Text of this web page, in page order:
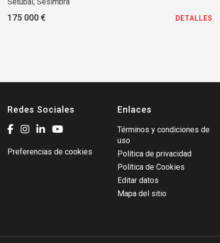
175 000 € DETALLES
Redes Sociales
Preferencias de cookies
Enlaces
Términos y condiciones de
uso
Política de privacidad
Política de Cookies
Editar datos
Mapa del sitio